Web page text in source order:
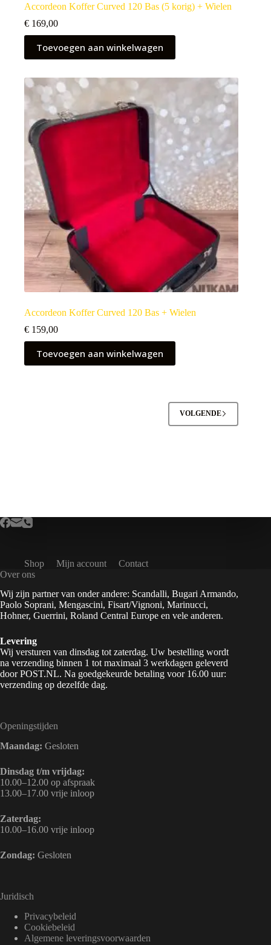
Accordeon Koffer Curved 120 Bas (5 korig) + Wielen
€ 169,00
Toevoegen aan winkelwagen
Accordeon Koffer Curved 120 Bas + Wielen
€ 159,00
Toevoegen aan winkelwagen
VOLGENDE
Shop Mijn account
Contact
Over ons
Wij zijn partner van onder andere: Scandalli, Bugari Armando,
Paolo Soprani, Mengascini, Fisart/Vignoni, Marinucci,
Hohner, Guerrini, Roland Central Europe en vele anderen.
Levering
Wij versturen van dinsdag tot zaterdag. Uw bestelling wordt
na verzending binnen 1 tot maximaal 3 werkdagen geleverd
door POST.NL. Na goedgekeurde betaling voor 16.00 uur:
verzending op dezelfde dag.
Openingstijden
Maandag: Gesloten
Dinsdag t/m vrijdag:
10.00–12.00 op afspraak
13.00–17.00 vrije inloop
Zaterdag:
10.00–16.00 vrije inloop
Zondag: Gesloten
Juridisch
Privacybeleid
Cookiebeleid
Algemene leveringsvoorwaarden